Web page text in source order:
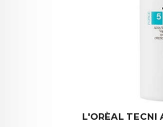
L'ORÈAL TECNI